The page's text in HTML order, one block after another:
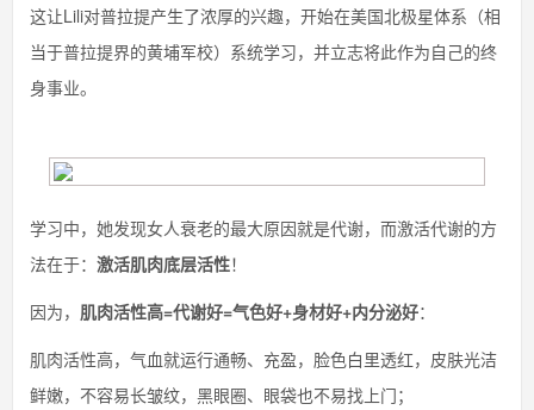
这让Lili对普拉提产生了浓厚的兴趣，开始在美国北极星体系（相
当于普拉提界的黄埔军校）系统学习，并立志将此作为自己的终
身事业。
学习中，她发现女人衰老的最大原因就是代谢，而激活代谢的方
法在于： 激活肌肉底层活性！
因为， 肌肉活性高=代谢好=气色好+身材好+内分泌好：
肌肉活性高，气血就运行通畅、充盈，脸色白里透红，皮肤光洁
鲜嫩，不容易长皱纹，黑眼圈、眼袋也不易找上门；